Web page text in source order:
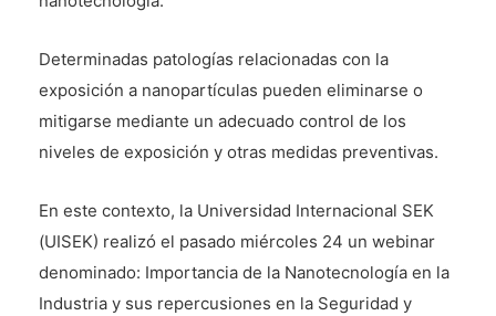
Determinadas patologías relacionadas con la
exposición a nanopartículas pueden eliminarse o
mitigarse mediante un adecuado control de los
niveles de exposición y otras medidas preventivas.
En este contexto, la Universidad Internacional SEK
(UISEK) realizó el pasado miércoles 24 un webinar
denominado: Importancia de la Nanotecnología en la
Industria y sus repercusiones en la Seguridad y